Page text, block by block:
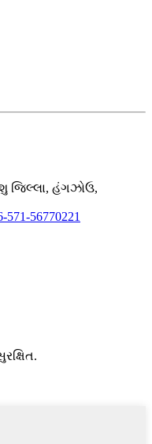
જિલ્લા, હંગઝોઉ,
571-56770221